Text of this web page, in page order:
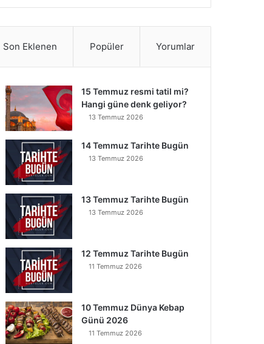
Son Eklenen Popüler Yorumlar
15 Temmuz resmi tatil mi?
Hangi güne denk geliyor?
13 Temmuz 2026
14 Temmuz Tarihte Bugün
13 Temmuz 2026
13 Temmuz Tarihte Bugün
13 Temmuz 2026
12 Temmuz Tarihte Bugün
11 Temmuz 2026
10 Temmuz Dünya Kebap
Günü 2026
11 Temmuz 2026